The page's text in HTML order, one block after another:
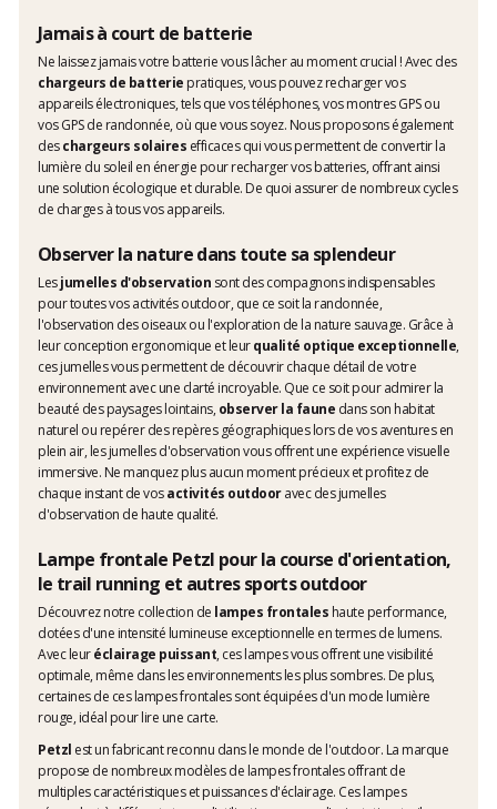
Jamais à court de batterie
Ne laissez jamais votre batterie vous lâcher au moment crucial ! Avec des
chargeurs de batterie pratiques, vous pouvez recharger vos
appareils électroniques, tels que vos téléphones, vos montres GPS ou
vos GPS de randonnée, où que vous soyez. Nous proposons également
deschargeurs solaires efficaces qui vous permettent de convertir la
lumière du soleil en énergie pour recharger vos batteries, offrant ainsi
une solution écologique et durable. De quoi assurer de nombreux cycles
de charges à tous vos appareils.
Observer la nature dans toute sa splendeur
Lesjumelles d'observation sont des compagnons indispensables
pour toutes vos activités outdoor, que ce soit la randonnée,
l'observation des oiseaux ou l'exploration de la nature sauvage. Grâce à
leur conception ergonomique et leurqualité optique exceptionnelle,
ces jumelles vous permettent de découvrir chaque détail de votre
environnement avec une clarté incroyable. Que ce soit pour admirer la
beauté des paysages lointains, observer la faune dans son habitat
naturel ou repérer des repères géographiques lors de vos aventures en
plein air, les jumelles d'observation vous offrent une expérience visuelle
immersive. Ne manquez plus aucun moment précieux et profitez de
chaque instant de vosactivités outdooravec des jumelles
d'observation de haute qualité.
Lampe frontale Petzl pour la course d'orientation,
le trail running et autres sports outdoor
Découvrez notre collection de lampes frontales haute performance,
dotées d'une intensité lumineuse exceptionnelle en termes de lumens.
Avec leuréclairage puissant, ces lampes vous offrent une visibilité
optimale, même dans les environnements les plus sombres. De plus,
certaines de ces lampes frontales sont équipées d'un mode lumière
rouge, idéal pour lire une carte.
Petzl est un fabricant reconnu dans le monde de l'outdoor. La marque
propose de nombreux modèles de lampes frontales offrant de
multiples caractéristiques et puissances d'éclairage. Ces lampes